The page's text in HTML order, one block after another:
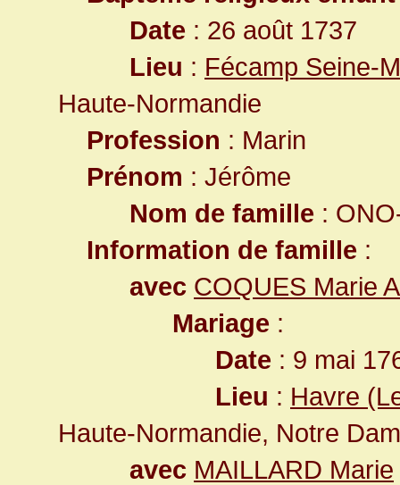
Date : 26 août 1737
Lieu : Fécamp Seine-
Haute-Normandie
Profession : Marin
Prénom : Jérôme
Nom de famille :
Information de famille :
avec COQUES Marie
Mariage :
Date : 9 mai
Lieu : Havre
Haute-Normandie, Notre
avec MAILLARD Marie